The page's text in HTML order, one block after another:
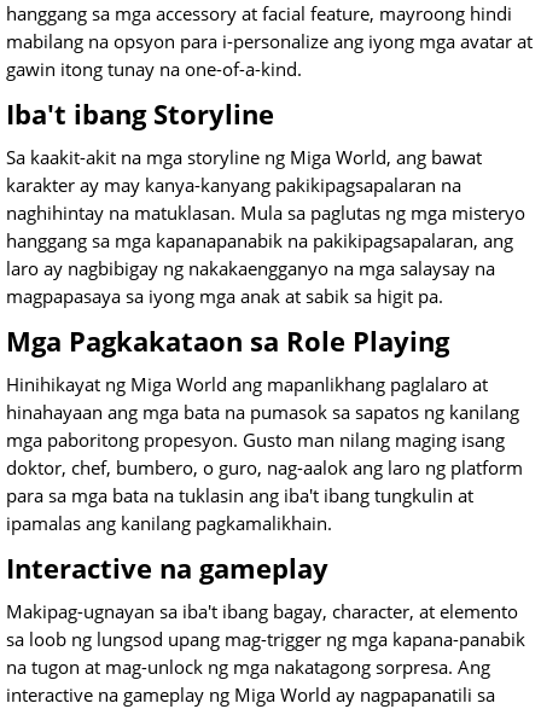
hanggang sa mga accessory at facial feature, mayroong hindi
mabilang na opsyon para i-personalize ang iyong mga avatar at
gawin itong tunay na one-of-a-kind.
Iba't ibang Storyline
Sa kaakit-akit na mga storyline ng Miga World, ang bawat
karakter ay may kanya-kanyang pakikipagsapalaran na
naghihintay na matuklasan. Mula sa paglutas ng mga misteryo
hanggang sa mga kapanapanabik na pakikipagsapalaran, ang
laro ay nagbibigay ng nakakaengganyo na mga salaysay na
magpapasaya sa iyong mga anak at sabik sa higit pa.
Mga Pagkakataon sa Role Playing
Hinihikayat ng Miga World ang mapanlikhang paglalaro at
hinahayaan ang mga bata na pumasok sa sapatos ng kanilang
mga paboritong propesyon. Gusto man nilang maging isang
doktor, chef, bumbero, o guro, nag-aalok ang laro ng platform
para sa mga bata na tuklasin ang iba't ibang tungkulin at
ipamalas ang kanilang pagkamalikhain.
Interactive na gameplay
Makipag-ugnayan sa iba't ibang bagay, character, at elemento
sa loob ng lungsod upang mag-trigger ng mga kapana-panabik
na tugon at mag-unlock ng mga nakatagong sorpresa. Ang
interactive na gameplay ng Miga World ay nagpapanatili sa